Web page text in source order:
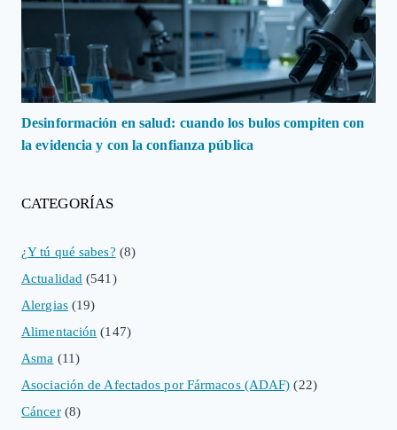
Desinformación en salud: cuando los bulos compiten con
la evidencia y con la confianza pública
CATEGORÍAS
¿Y tú qué sabes? (8)
Actualidad (541)
Alergias(19)
Alimentación (147)
Asma (11)
Asociación de Afectados por Fármacos (ADAF) (22)
Cáncer(8)